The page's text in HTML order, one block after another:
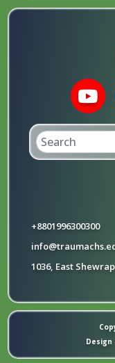
+8801996300300
1036, East
Design